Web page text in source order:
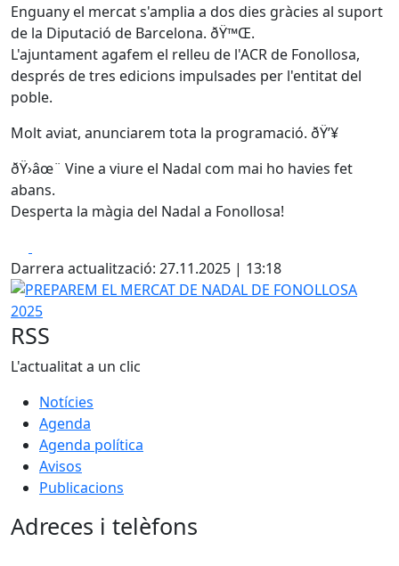
Enguany el mercat s'amplia a dos dies gràcies al suport
de la Diputació de Barcelona. ðŸ™Œ.
L'ajuntament agafem el relleu de l'ACR de Fonollosa,
després de tres edicions impulsades per l'entitat del
poble.
Molt aviat, anunciarem tota la programació. ðŸ’¥
ðŸ›️âœ¨ Vine a viure el Nadal com mai ho havies fet
abans.
Desperta la màgia del Nadal a Fonollosa!
Darrera actualització: 27.11.2025 | 13:18
PREPAREM EL MERCAT DE NADAL DE FONOLLOSA 2025
RSS
L'actualitat a un clic
Notícies
Agenda
Agenda política
Avisos
Publicacions
Adreces i telèfons